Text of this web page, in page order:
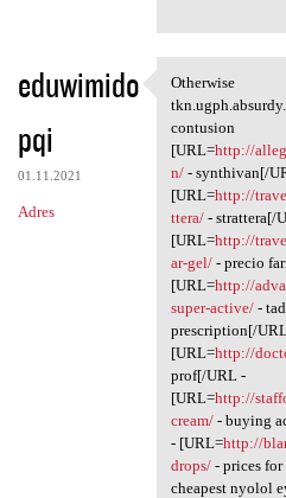
eduwimido
pqi
01.11.2021
Adres
Otherwise
Otherwise
contusion
[URL=http://
n/- synthivan[/
[URL=http://
ttera/- strattera[/
[URL=http://
ar-gel/- precio
[URL=http://
super-active/-
prescription[/
[URL=http://
prof[/URL -
[URL=http://
cream/- buying
- [URL=http://
drops/- prices for
cheapest nyolol